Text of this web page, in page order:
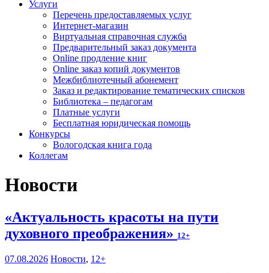
Услуги
Перечень предоставляемых услуг
Интернет-магазин
Виртуальная справочная служба
Предварительный заказ документа
Online продление книг
Online заказ копий документов
Межбиблиотечный абонемент
Заказ и редактирование тематических списков
Библиотека – педагогам
Платные услуги
Бесплатная юридическая помощь
Конкурсы
Вологодская книга года
Коллегам
Новости
«Актуальность красоты на пути
духовного преображения» 12+
07.08.2026 Новости, 12+